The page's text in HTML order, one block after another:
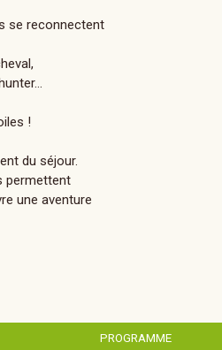
se reconnectent
!
du séjour.
permettent
une aventure
PROGRAMME